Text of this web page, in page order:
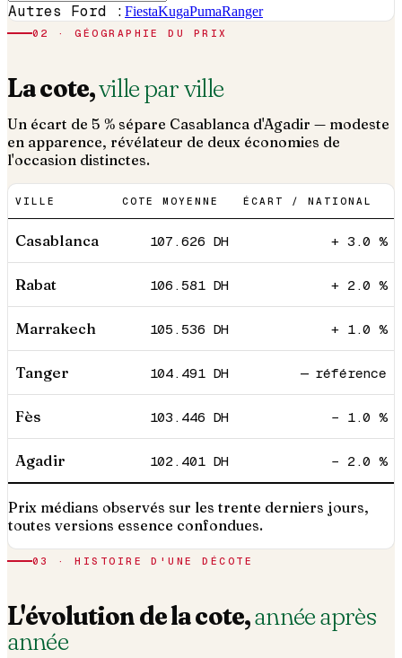
Autres Ford : FiestaKugaPumaRanger
02 · GÉOGRAPHIE DU PRIX
La cote,ville par ville
Un écart de 5 % sépare Casablanca d'Agadir — modeste
en apparence, révélateur de deux économies de
l'occasion distinctes.
VILLE COTE MOYENNE ÉCART / NATIONAL
Casablanca 107.626 DH + 3.0 %
Rabat 106.581DH + 2.0 %
Marrakech 105.536 DH + 1.0 %
Tanger 104.491DH — référence
Fès 103.446 DH − 1.0 %
Agadir 102.401DH − 2.0 %
Prix médians observés sur les trente derniers jours,
toutes versions essence confondues.
03 · HISTOIRE D'UNE DÉCOTE
L'évolution de la cote,année après
année